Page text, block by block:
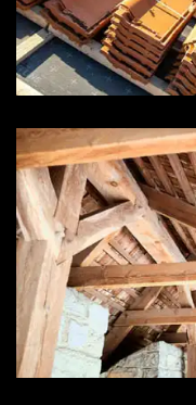
Rénovation
Savoie
Traitement
Savoie